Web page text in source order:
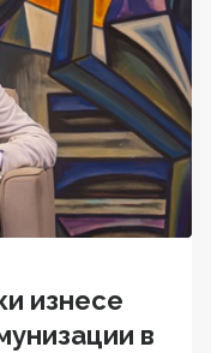
изнесе
в